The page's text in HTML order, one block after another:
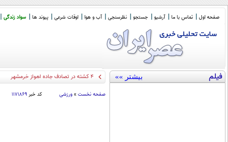
صفحه اول تماس با ما آرشیو جستجو نظرسنجی آب و هوا اوقات شرعی پیوند ها سواد زندگی
فیلم بیشتر »» ۴ کشته در تصادف جاده اهواز خرمشهر
صفحه نخست » ورزشی کد خبر۱۱۷۱۸۶۹